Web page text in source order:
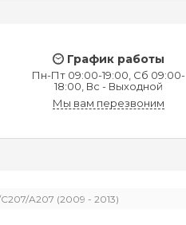
График работы
Пн-Пт 09:00-19:00, Сб 09:00-
18:00, Вс - Выходной
Мы вам перезвоним
A207 (2009 - 2013)